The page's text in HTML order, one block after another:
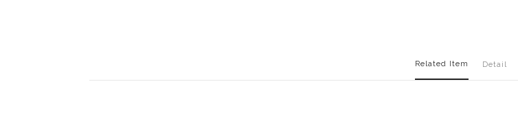
Related Item Detail